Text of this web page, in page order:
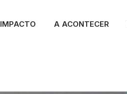
IMPACTO A ACONTECER